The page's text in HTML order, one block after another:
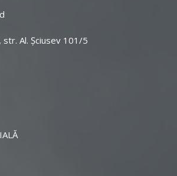
str. Al. Șciusev 101/5